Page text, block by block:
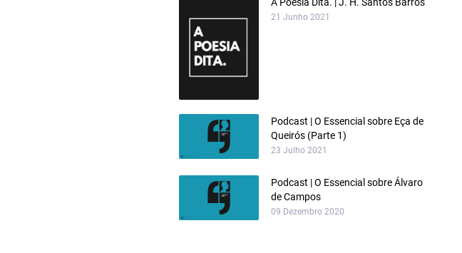
A Poesia Dita. | J. H. Santos Barros
21 Junho 2021
Podcast | O Essencial sobre Eça de
Queirós (Parte 1)
23 Julho 2021
Podcast | O Essencial sobre Álvaro
de Campos
09 Dezembro 2020